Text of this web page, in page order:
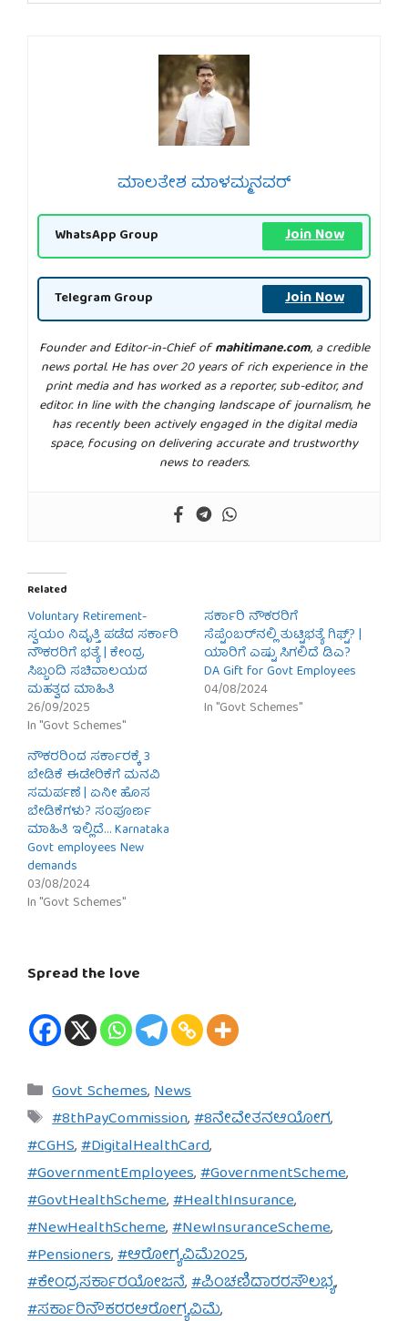
ಮಾಲತೇಶ ಮಾಳಮ್ಮನವರ್
WhatsApp Group Join Now
Telegram Group Join Now
Founder and Editor-in-Chief ofmahitimane.com, a credible
news portal. He has over 20 years of rich experience in the
print media and has worked as a reporter, sub-editor, and
editor. In line with the changing landscape of journalism, he
has recently been actively engaged in the digital media
space, focusing on delivering accurate and trustworthy
news to readers.
Related
Voluntary Retirement-
ಸ್ವಯಂ ನಿವೃತ್ತಿ ಪಡೆದ ಸರ್ಕಾರಿ
ನೌಕರರಿಗೆ ಭತ್ಯೆ | ಕೇಂದ್ರ
ಸಿಬ್ಬಂದಿ ಸಚಿವಾಲಯದ
ಮಹತ್ವದ ಮಾಹಿತಿ
26/09/2025
In "Govt Schemes"
ಸರ್ಕಾರಿ ನೌಕರರಿಗೆ
ಸೆಪ್ಟೆಂಬರ್‌ನಲ್ಲಿ ತುಟ್ಟಿಭತ್ಯೆ ಗಿಫ್ಟ್? |
ಯಾರಿಗೆ ಎಷ್ಟು ಸಿಗಲಿದೆ ಡಿಎ?
DA Gift for Govt Employees
04/08/2024
In "Govt Schemes"
ನೌಕರರಿಂದ ಸರ್ಕಾರಕ್ಕೆ 3
ಬೇಡಿಕೆ ಈಡೇರಿಕೆಗೆ ಮನವಿ
ಸಮರ್ಪಣೆ | ಏನೀ ಹೊಸ
ಬೇಡಿಕೆಗಳು? ಸಂಪೂರ್ಣ
ಮಾಹಿತಿ ಇಲ್ಲಿದೆ… Karnataka
Govt employees New
demands
03/08/2024
In "Govt Schemes"
Spread the love
Categories
Govt Schemes,News
Tags
#8thPayCommission,#8ನೇವೇತನಆಯೋಗ,
#CGHS,#DigitalHealthCard,
#GovernmentEmployees,#GovernmentScheme,
#GovtHealthScheme,#HealthInsurance,
#NewHealthScheme,#NewInsuranceScheme,
#Pensioners,#ಆರೋಗ್ಯವಿಮೆ2025,
#ಕೇಂದ್ರಸರ್ಕಾರಯೋಜನೆ,#ಪಿಂಚಣಿದಾರರಸೌಲಭ್ಯ,
#ಸರ್ಕಾರಿನೌಕರರಆರೋಗ್ಯವಿಮೆ,